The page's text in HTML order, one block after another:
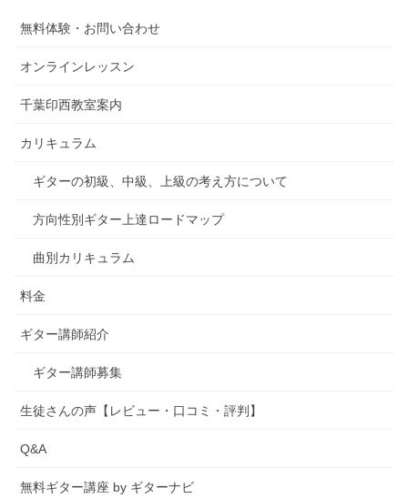
無料体験・お問い合わせ
オンラインレッスン
千葉印西教室案内
カリキュラム
ギターの初級、中級、上級の考え方について
方向性別ギター上達ロードマップ
曲別カリキュラム
料金
ギター講師紹介
ギター講師募集
生徒さんの声【レビュー・口コミ・評判】
Q&A
無料ギター講座 by ギターナビ